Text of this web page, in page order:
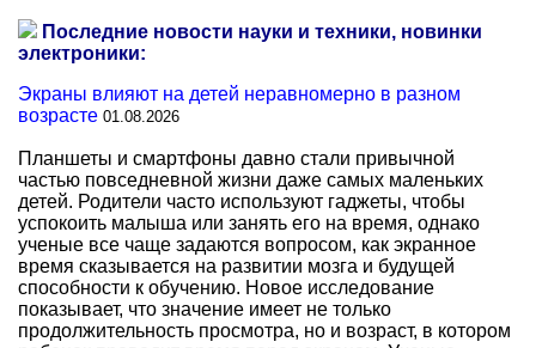
Последние новости науки и техники, новинки
электроники:
Экраны влияют на детей неравномерно в разном
возрасте 01.08.2026
Планшеты и смартфоны давно стали привычной
частью повседневной жизни даже самых маленьких
детей. Родители часто используют гаджеты, чтобы
успокоить малыша или занять его на время, однако
ученые все чаще задаются вопросом, как экранное
время сказывается на развитии мозга и будущей
способности к обучению. Новое исследование
показывает, что значение имеет не только
продолжительность просмотра, но и возраст, в котором